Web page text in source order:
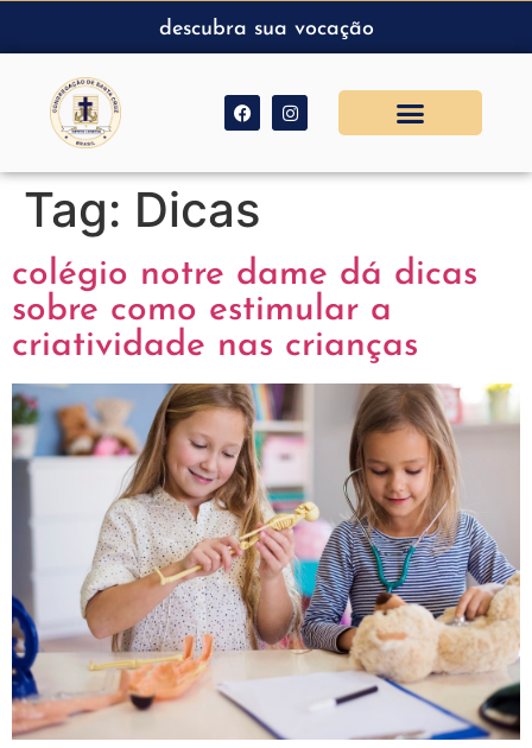
descubra sua vocação
Tag: Dicas
colégio notre dame dá dicas
sobre como estimular a
criatividade nas crianças